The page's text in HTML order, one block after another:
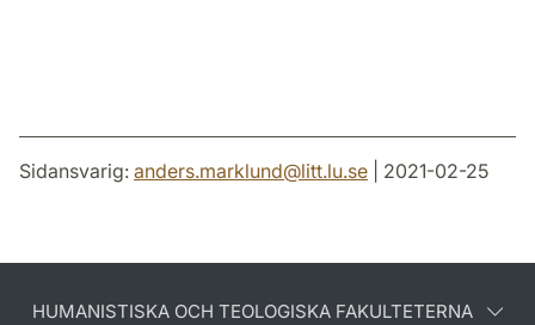
Sidansvarig: anders.marklund@litt.lu.se | 2021-02-25
HUMANISTISKA OCH TEOLOGISKA FAKULTETERNA